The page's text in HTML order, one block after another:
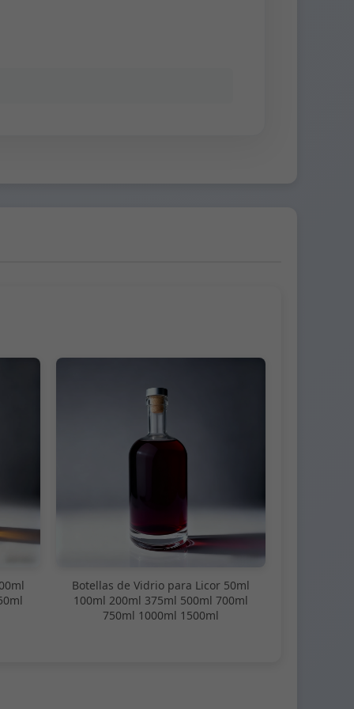
Botellas de Vidrio para Licor 50ml
100ml 200ml 375ml 500ml 700ml
750ml 1000ml 1500ml